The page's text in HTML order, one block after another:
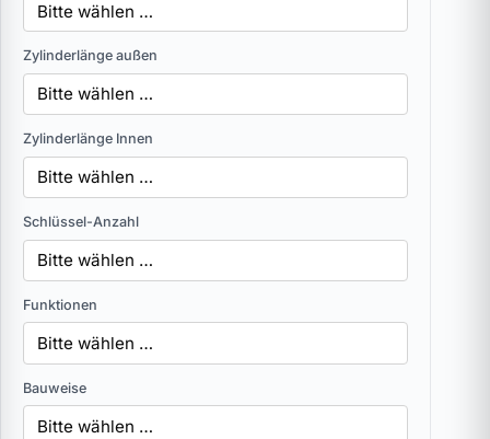
Zylinderlänge außen
Zylinderlänge Innen
Schlüssel-Anzahl
Funktionen
Bauweise